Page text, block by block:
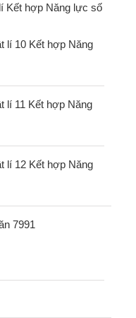
Kết hợp Năng lực số
lí 10 Kết hợp Năng
lí 11 Kết hợp Năng
lí 12 Kết hợp Năng
7991